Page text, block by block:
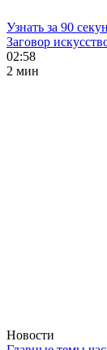
Узнать за 90
Заговор
02:58
2 мин
Новости